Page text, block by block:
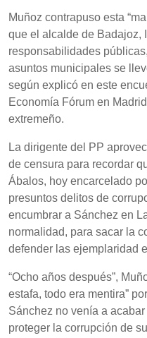
Muñoz contrapuso esta
que el alcalde de Badajoz,
responsabilidades
asuntos municipales se
según explicó en este
Economía Fórum en
extremeño.
La dirigente del PP
de censura para recordar
Ábalos, hoy encarcelado
presuntos delitos de
encumbrar a Sánchez en
normalidad, para sacar la
defender las ejemplaridad
“Ocho años después”,
estafa, todo era mentira”
Sánchez no venía a
proteger la corrupción de